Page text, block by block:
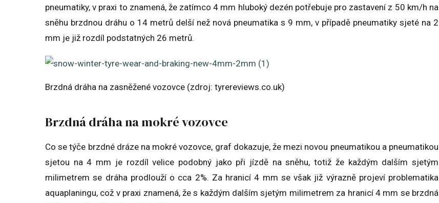
pneumatiky, v praxi to znamená, že zatímco 4 mm hluboký dezén potřebuje pro zastavení z 50 km/h na
sněhu brzdnou dráhu o 14 metrů delší než nová pneumatika s 9 mm, v případě pneumatiky sjeté na 2
mm je již rozdíl podstatných 26 metrů.
Brzdná dráha na zasněžené vozovce (zdroj: tyrereviews.co.uk)
Brzdná dráha na mokré vozovce
Co se týče brzdné dráze na mokré vozovce, graf dokazuje, že mezi novou pneumatikou a pneumatikou
sjetou na 4 mm je rozdíl velice podobný jako při jízdě na sněhu, totiž že každým dalším sjetým
milimetrem se dráha prodlouží o cca 2%. Za hranicí 4 mm se však již výrazně projeví problematika
aquaplaningu, což v praxi znamená, že s každým dalším sjetým milimetrem za hranicí 4 mm se brzdná